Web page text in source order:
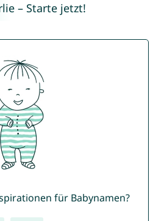
– Starte jetzt!
für Babynamen?